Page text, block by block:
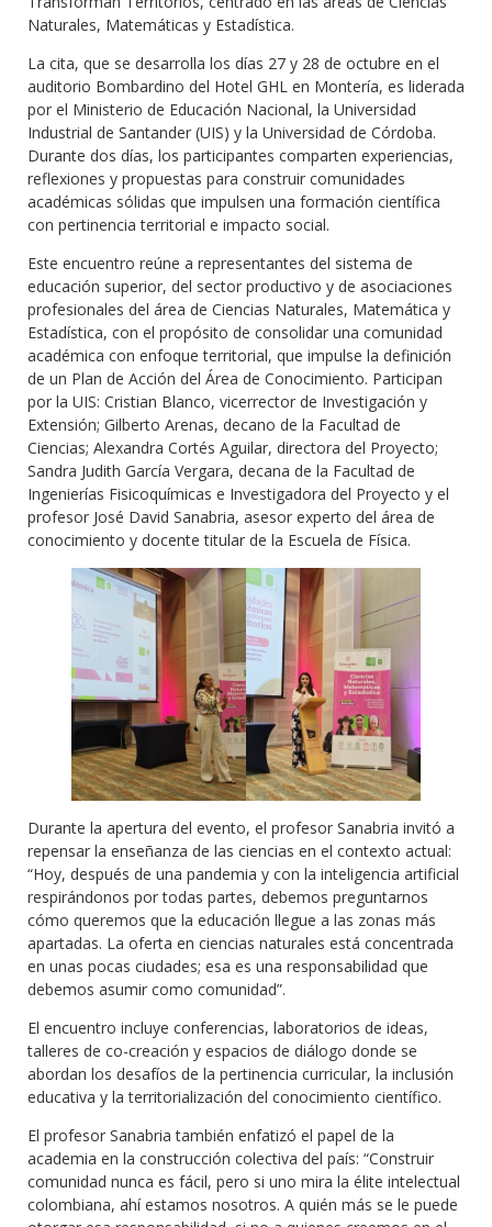
Naturales, Matemáticas y Estadística.
La cita, que se desarrolla los días 27 y 28 de octubre en el
auditorio Bombardino del Hotel GHL en Montería, es liderada
por el Ministerio de Educación Nacional, la Universidad
Industrial de Santander (UIS) y la Universidad de Córdoba.
Durante dos días, los participantes comparten experiencias,
reflexiones y propuestas para construir comunidades
académicas sólidas que impulsen una formación científica
con pertinencia territorial e impacto social.
Este encuentro reúne a representantes del sistema de
educación superior, del sector productivo y de asociaciones
profesionales del área de Ciencias Naturales, Matemática y
Estadística, con el propósito de consolidar una comunidad
académica con enfoque territorial, que impulse la definición
de un Plan de Acción del Área de Conocimiento. Participan
por la UIS: Cristian Blanco, vicerrector de Investigación y
Extensión; Gilberto Arenas, decano de la Facultad de
Ciencias; Alexandra Cortés Aguilar, directora del Proyecto;
Sandra Judith García Vergara, decana de la Facultad de
Ingenierías Fisicoquímicas e Investigadora del Proyecto y el
profesor José David Sanabria, asesor experto del área de
conocimiento y docente titular de la Escuela de Física.
Durante la apertura del evento, el profesor Sanabria invitó a
repensar la enseñanza de las ciencias en el contexto actual:
“Hoy, después de una pandemia y con la inteligencia artificial
respirándonos por todas partes, debemos preguntarnos
cómo queremos que la educación llegue a las zonas más
apartadas. La oferta en ciencias naturales está concentrada
en unas pocas ciudades; esa es una responsabilidad que
debemos asumir como comunidad”.
El encuentro incluye conferencias, laboratorios de ideas,
talleres de co-creación y espacios de diálogo donde se
abordan los desafíos de la pertinencia curricular, la inclusión
educativa y la territorialización del conocimiento científico.
El profesor Sanabria también enfatizó el papel de la
academia en la construcción colectiva del país: “Construir
comunidad nunca es fácil, pero si uno mira la élite intelectual
colombiana, ahí estamos nosotros. A quién más se le puede